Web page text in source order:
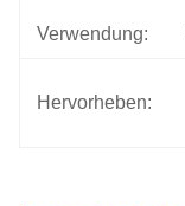
Verwendung:
Hervorheben: